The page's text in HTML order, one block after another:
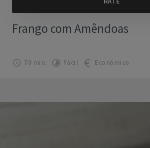
Frango com Amêndoas
70 min. Fácil Económico